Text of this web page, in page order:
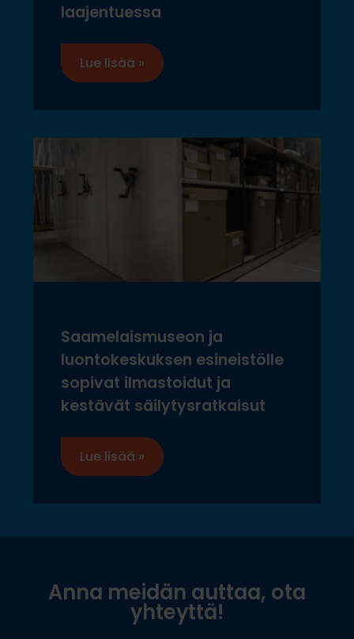
laajentuessa
Lue lisää »
Saamelaismuseon ja
luontokeskuksen esineistölle
sopivat ilmastoidut ja
kestävät säilytysratkaisut
Lue lisää »
Anna meidän auttaa, ota
yhteyttä!